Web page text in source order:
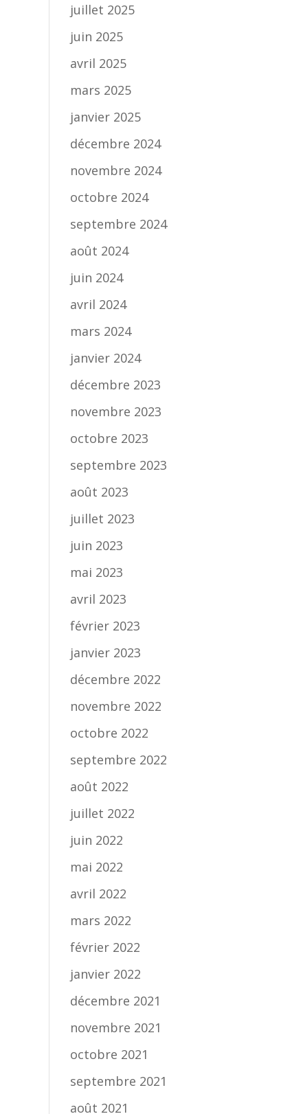
juillet 2025
juin 2025
avril 2025
mars 2025
janvier 2025
décembre 2024
novembre 2024
octobre 2024
septembre 2024
août 2024
juin 2024
avril 2024
mars 2024
janvier 2024
décembre 2023
novembre 2023
octobre 2023
septembre 2023
août 2023
juillet 2023
juin 2023
mai 2023
avril 2023
février 2023
janvier 2023
décembre 2022
novembre 2022
octobre 2022
septembre 2022
août 2022
juillet 2022
juin 2022
mai 2022
avril 2022
mars 2022
février 2022
janvier 2022
décembre 2021
novembre 2021
octobre 2021
septembre 2021
août 2021